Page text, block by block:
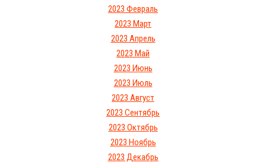
2023 Февраль
2023 Март
2023 Апрель
2023 Май
2023 Июнь
2023 Июль
2023 Август
2023 Сентябрь
2023 Октябрь
2023 Ноябрь
2023 Декабрь